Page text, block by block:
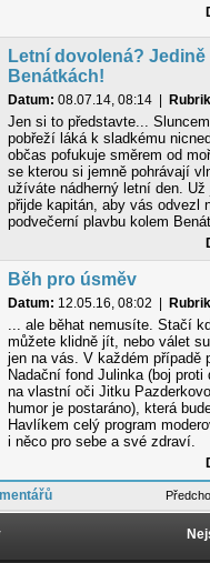
Letní dovolená? Jedině
Benátkách!
Datum: 08.07.14, 08:14|
Jen si to představte...
pobřeží láká k sladkému
občas pofukuje směrem od
se kterou si jemně pohrávají
užíváte nádherný letní den.
přijde kapitán, aby vás odvezl
podvečerní plavbu kolem
Běh pro úsměv
Datum: 12.05.16, 08:02
... ale běhat nemusíte. Stačí
můžete klidně jít, nebo válet
jen na vás. V každém případě
Nadační fond Julinka (boj
na vlastní oči Jitku
humor je postaráno), která
Havlíkem celý program
i něco pro sebe a své zdraví.